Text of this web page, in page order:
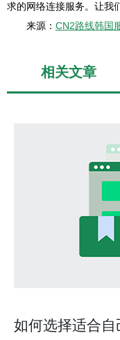
求的网络连接服务。让我
来源： CN2路线韩国
相关文章
如何选择适合